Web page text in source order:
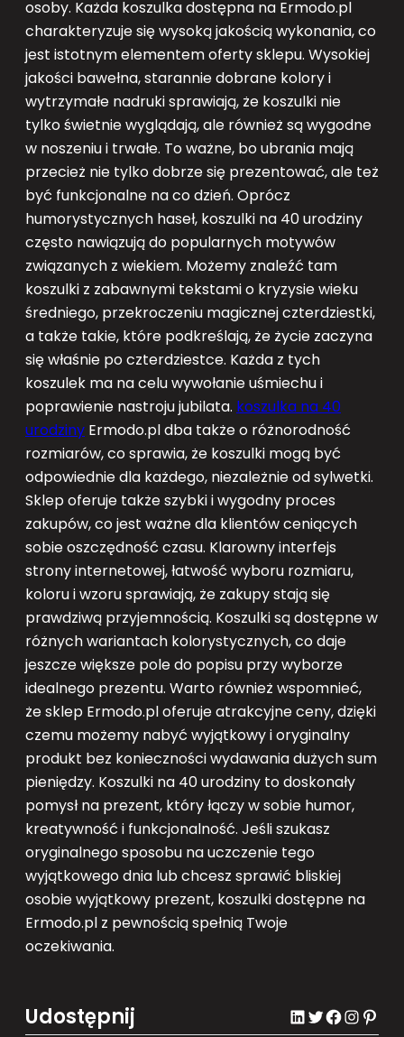
osoby. Każda koszulka dostępna na Ermodo.pl
charakteryzuje się wysoką jakością wykonania, co
jest istotnym elementem oferty sklepu. Wysokiej
jakości bawełna, starannie dobrane kolory i
wytrzymałe nadruki sprawiają, że koszulki nie
tylko świetnie wyglądają, ale również są wygodne
w noszeniu i trwałe. To ważne, bo ubrania mają
przecież nie tylko dobrze się prezentować, ale też
być funkcjonalne na co dzień. Oprócz
humorystycznych haseł, koszulki na 40 urodziny
często nawiązują do popularnych motywów
związanych z wiekiem. Możemy znaleźć tam
koszulki z zabawnymi tekstami o kryzysie wieku
średniego, przekroczeniu magicznej czterdziestki,
a także takie, które podkreślają, że życie zaczyna
się właśnie po czterdziestce. Każda z tych
koszulek ma na celu wywołanie uśmiechu i
poprawienie nastroju jubilata. koszulka na 40
urodziny Ermodo.pl dba także o różnorodność
rozmiarów, co sprawia, że koszulki mogą być
odpowiednie dla każdego, niezależnie od sylwetki.
Sklep oferuje także szybki i wygodny proces
zakupów, co jest ważne dla klientów ceniących
sobie oszczędność czasu. Klarowny interfejs
strony internetowej, łatwość wyboru rozmiaru,
koloru i wzoru sprawiają, że zakupy stają się
prawdziwą przyjemnością. Koszulki są dostępne w
różnych wariantach kolorystycznych, co daje
jeszcze większe pole do popisu przy wyborze
idealnego prezentu. Warto również wspomnieć,
że sklep Ermodo.pl oferuje atrakcyjne ceny, dzięki
czemu możemy nabyć wyjątkowy i oryginalny
produkt bez konieczności wydawania dużych sum
pieniędzy. Koszulki na 40 urodziny to doskonały
pomysł na prezent, który łączy w sobie humor,
kreatywność i funkcjonalność. Jeśli szukasz
oryginalnego sposobu na uczczenie tego
wyjątkowego dnia lub chcesz sprawić bliskiej
osobie wyjątkowy prezent, koszulki dostępne na
Ermodo.pl z pewnością spełnią Twoje
oczekiwania.
Udostępnij LinkedIn Twitter Facebook Instagram Pinterest